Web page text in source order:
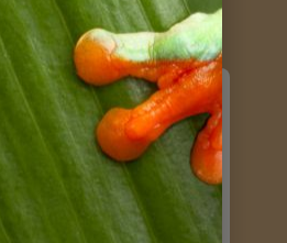
alles super
Frau Lange,